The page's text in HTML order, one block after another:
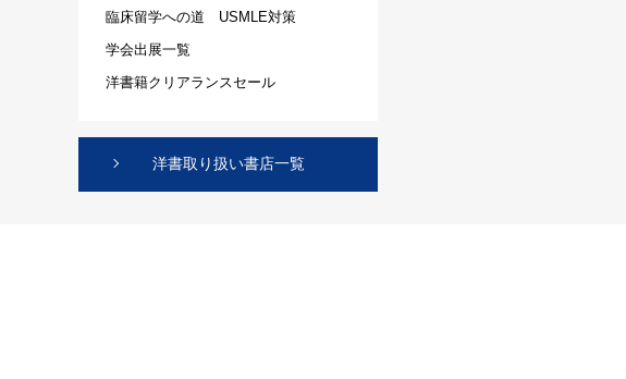
臨床留学への道 USMLE対策
学会出展一覧
洋書籍クリアランスセール
洋書取り扱い書店一覧